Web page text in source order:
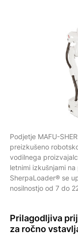
Podjetje MAFU-
preizkušeno
vodilnega
letnimi izkušnjami
SherpaLoader® se
nosilnostjo od 7 do
Prilagodljiva
za ročno